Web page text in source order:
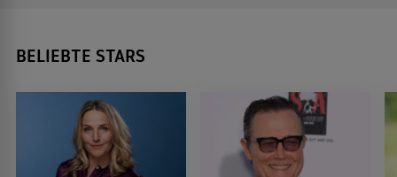
BELIEBTE STARS